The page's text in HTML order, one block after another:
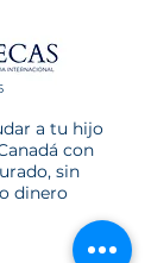
a tu hijo
con
sin
dinero